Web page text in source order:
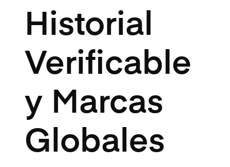
Historial
Verificable
y Marcas
Globales